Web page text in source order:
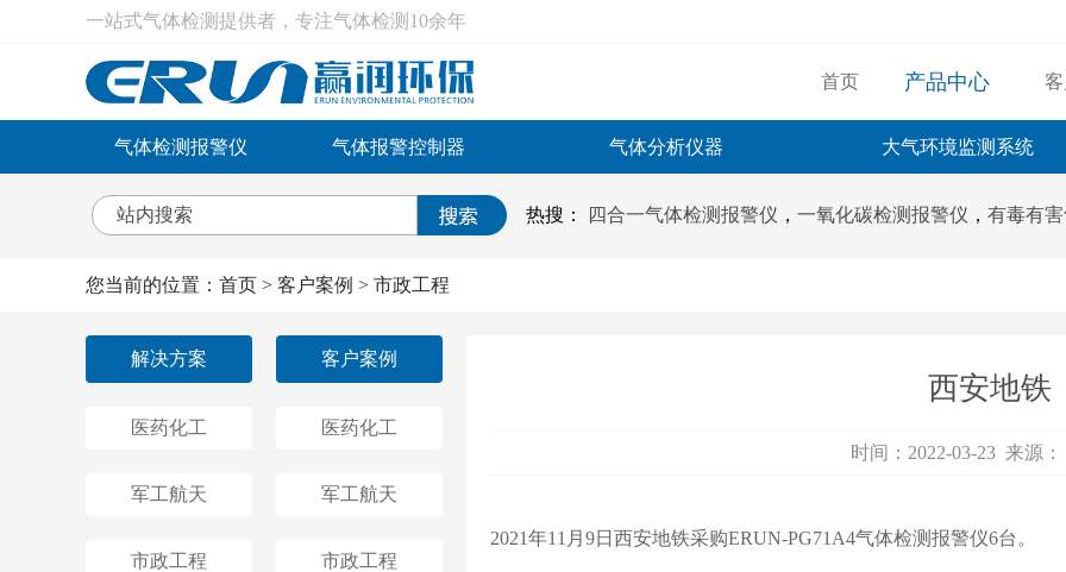
一站式气体检测提供者，专注气体检测10余年
首页 产品中心
气体检测报警仪 气体报警控制器 气体分析仪器 大气环境监测系统
热搜： 四合一气体检测报警仪 ， 一氧化碳检测报警仪 ， 有毒有
您当前的位置： 首页 > 客户案例 > 市政工程
解决方案 客户案例
医药化工
军工航天
市政工程
医药化工
军工航天
市政工程
西安地铁
时间：2022-03-23 来源
2021年11月9日西安地铁采购ERUN-PG71A4气体检测报警仪6台。